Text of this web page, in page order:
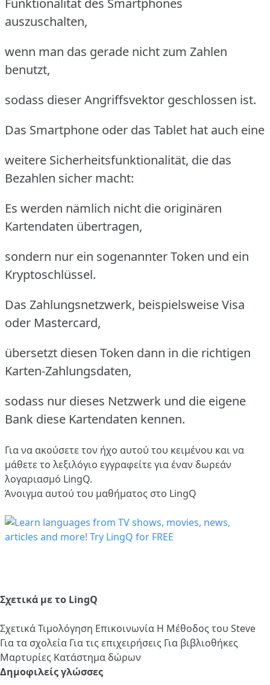
Funktionalität des Smartphones
auszuschalten,
wenn man das gerade nicht zum Zahlen
benutzt,
sodass dieser Angriffsvektor geschlossen ist.
Das Smartphone oder das Tablet hat auch eine
weitere Sicherheitsfunktionalität, die das
Bezahlen sicher macht:
Es werden nämlich nicht die originären
Kartendaten übertragen,
sondern nur ein sogenannter Token und ein
Kryptoschlüssel.
Das Zahlungsnetzwerk, beispielsweise Visa
oder Mastercard,
übersetzt diesen Token dann in die richtigen
Karten-Zahlungsdaten,
sodass nur dieses Netzwerk und die eigene
Bank diese Kartendaten kennen.
Για να ακούσετε τον ήχο αυτού του κειμένου και να
μάθετε το λεξιλόγιο εγγραφείτε για έναν δωρεάν
λογαριασμό LingQ.
Άνοιγμα αυτού του μαθήματος στο LingQ
Σχετικά με το LingQ
ΣχετικάΤιμολόγηση Επικοινωνία Η Μέθοδος του Steve
Για τα σχολεία Για τις επιχειρήσεις Για βιβλιοθήκες
Μαρτυρίες Κατάστημα δώρων
Δημοφιλείς γλώσσες